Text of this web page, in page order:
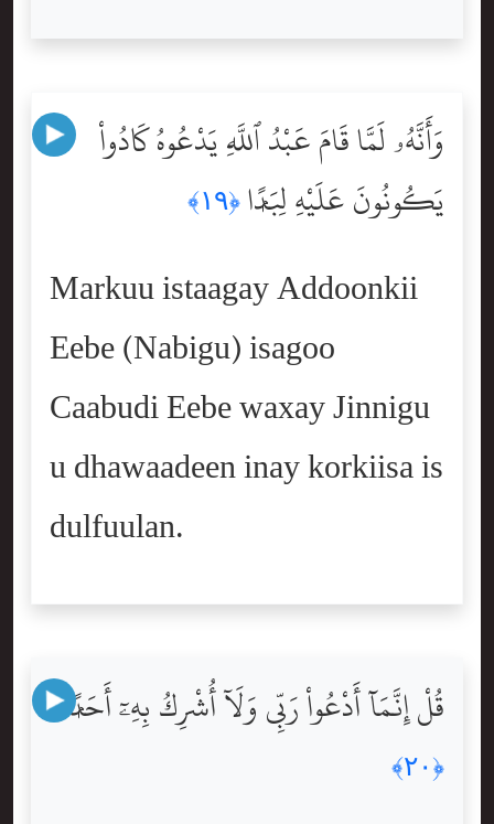
وَأَنَّهُۥ لَمَّا قَامَ عَبْدُ ٱللَّهِ يَدْعُوهُ كَادُواْ
يَكُونُونَ عَلَيْهِ لِبَدًۭا ﴿١٩﴾
Markuu istaagay Addoonkii
Eebe (Nabigu) isagoo
Caabudi Eebe waxay Jinnigu
u dhawaadeen inay korkiisa is
dulfuulan.
قُلْ إِنَّمَآ أَدْعُواْ رَبِّى وَلَآ أُشْرِكُ بِهِۦٓ أَحَدًۭا
﴿٢٠﴾